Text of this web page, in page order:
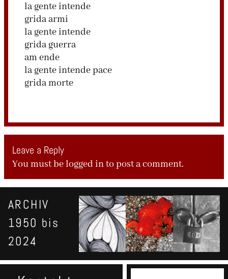
la gente intende
grida armi
la gente intende
grida guerra
am ende
la gente intende pace
grida morte
Leave a Reply
You must belogged into post a comment.
ARCHIV
1950 bis
2024